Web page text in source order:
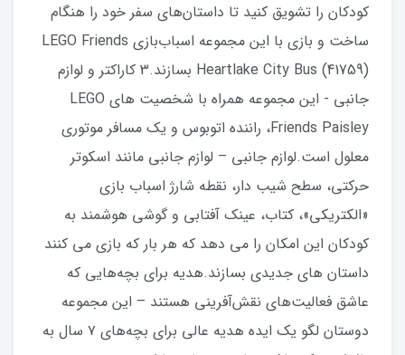
کودکان را تشویق کنید تا داستان‌های سفر خود را هنگام
ساخت و بازی با این مجموعه اسباب‌بازی LEGO Friends
Heartlake City Bus (41759) بسازند.3 کاراکتر و لوازم
جانبی - این مجموعه همراه با شخصیت های LEGO
Friends Paisley، راننده اتوبوس و یک مسافر موتوری
معلول است.لوازم جانبی – لوازم جانبی مانند اسکوتر
حرکتی، سطح شیب دار، نقطه شارژ اسباب بازی
«الکتریکی»، کتاب، عینک آفتابی و گوشی هوشمند به
کودکان این امکان را می دهد که هر بار که بازی می کنند
داستان های جدیدی بسازند.هدیه برای بچه‌هایی که
عاشق فعالیت‌های نقش‌آفرینی هستند – این مجموعه
دوستان لگو یک ایده هدیه عالی برای بچه‌های ۷ سال به